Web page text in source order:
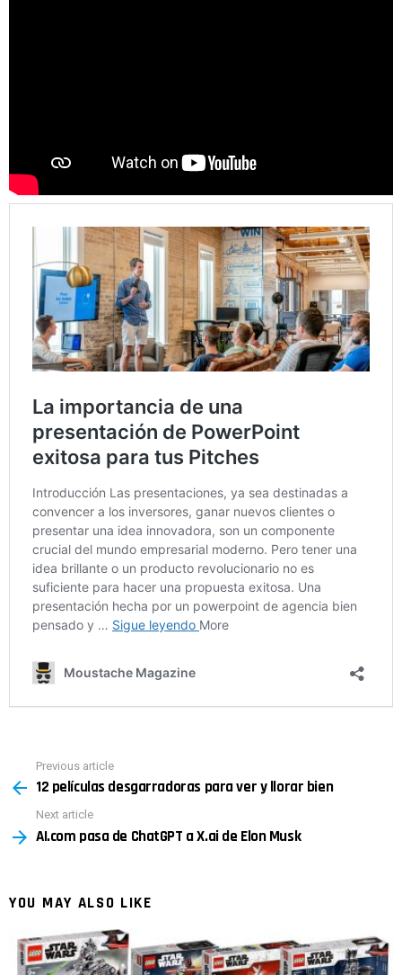
more
Previous article
12 películas desgarradoras para ver y llorar bien
Next article
AI.com pasa de ChatGPT a X.ai de Elon Musk
YOU MAY ALSO LIKE